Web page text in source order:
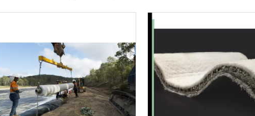
revestimiento de zanjas
río o el estanque de